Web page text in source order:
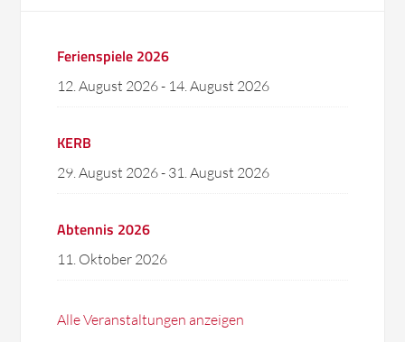
Ferienspiele 2026
12. August 2026- 14. August 2026
KERB
29. August 2026- 31. August 2026
Abtennis 2026
11. Oktober 2026
Alle Veranstaltungen anzeigen